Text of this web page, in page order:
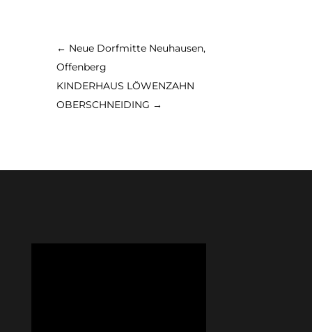
← Neue Dorfmitte Neuhausen,
Offenberg
KINDERHAUS LÖWENZAHN
OBERSCHNEIDING →